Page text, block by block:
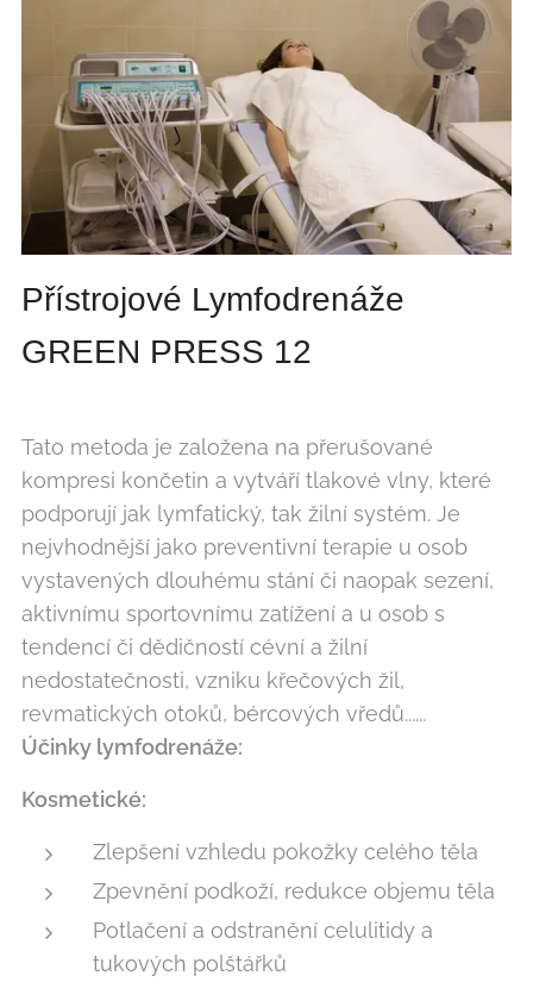
Přístrojové Lymfodrenáže
GREEN PRESS 12
Tato metoda je založena na přerušované
kompresi končetin a vytváří tlakové vlny, které
podporují jak lymfatický, tak žilní systém. Je
nejvhodnější jako preventivní terapie u osob
vystavených dlouhému stání či naopak sezení,
aktivnímu sportovnímu zatížení a u osob s
tendencí či dědičností cévní a žilní
nedostatečnosti, vzniku křečových žil,
revmatických otoků, bércových vředů......
Účinky lymfodrenáže:
Kosmetické:
Zlepšení vzhledu pokožky celého těla
Zpevnění podkoží, redukce objemu těla
Potlačení a odstranění celulitidy a
tukových polštářků